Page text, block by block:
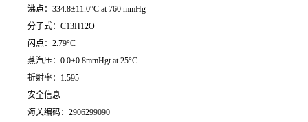
沸点：334.8±11.0°C at 760 mmHg
分子式：C13H12O
闪点：2.79°C
蒸汽压：0.0±0.8mmHgt at 25°C
折射率：1.595
安全信息
海关编码：2906299090